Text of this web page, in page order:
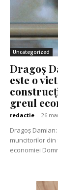
Uncategorized
Dragoș
este o
greul
redactie - 26
Dragoș
muncitorilor din
economiei